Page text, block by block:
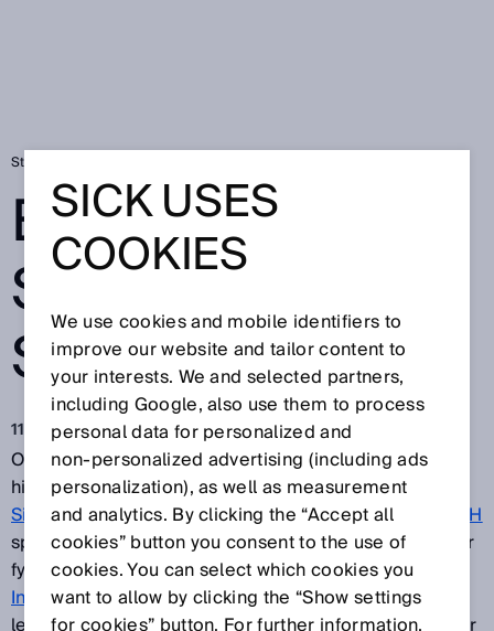
Startsida
ETT BRA SNITT -
SICOCAM MED
SICK APPSPACE
11 dec. 2017
Omständlig, manuell mätning av grundplattor hör till
historien. Nu mäter inline-skivmätningssystemet
SicoCam från Siempelkamp Logistics & Service GmbH
spånskivorna kontinuerligt när de passerar. Mitt i sitter
fyra programmerbara högkapacitetskamerorna
InspectorP65xfrån SICK och SICK AppSpace. De
SICK USES
COOKIES
We use cookies and mobile identifiers to
improve our website and tailor content to
your interests. We and selected partners,
including Google, also use them to process
personal data for personalized and
non‑personalized advertising (including ads
personalization), as well as measurement
and analytics. By clicking the “Accept all
cookies” button you consent to the use of
cookies. You can select which cookies you
want to allow by clicking the “Show settings